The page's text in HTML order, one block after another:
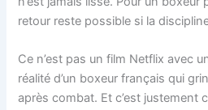
retour reste possible si la
Ce n’est pas un film Netflix avec
réalité d’un boxeur français qui
après combat. Et c’est justement